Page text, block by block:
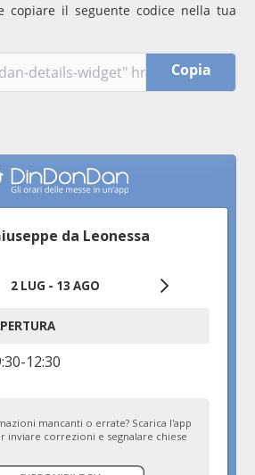
copiare il seguente codice nella tua
Copia